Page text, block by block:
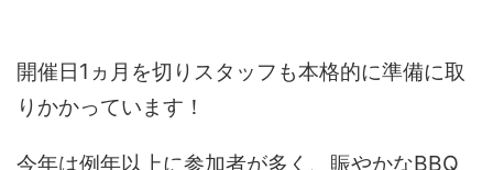
開催日1ヵ月を切りスタッフも本格的に準備に取
りかかっています！
今年は例年以上に参加者が多く、賑やかなBBQ